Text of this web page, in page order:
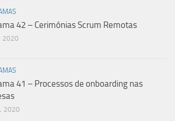
42 – Cerimónias Scrum Remotas
2020
41 – Processos de onboarding nas
2020